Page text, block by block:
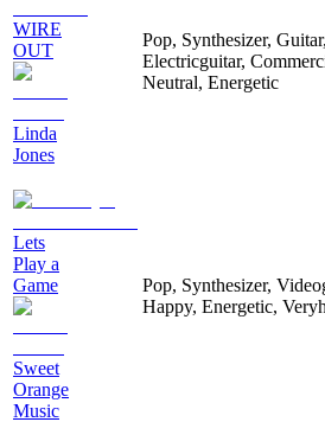
WIRE
OUT
Linda
Jones
Pop, Synthesizer, Guitar,
Electricguitar,
Neutral, Energetic
Lets
Play a
Game
Sweet
Orange
Music
Pop, Synthesizer,
Happy, Energetic,